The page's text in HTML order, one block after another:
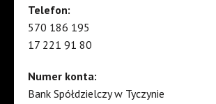
Telefon:
570 186 195
17 221 91 80
Numer konta:
Bank Spółdzielczy w Tyczynie